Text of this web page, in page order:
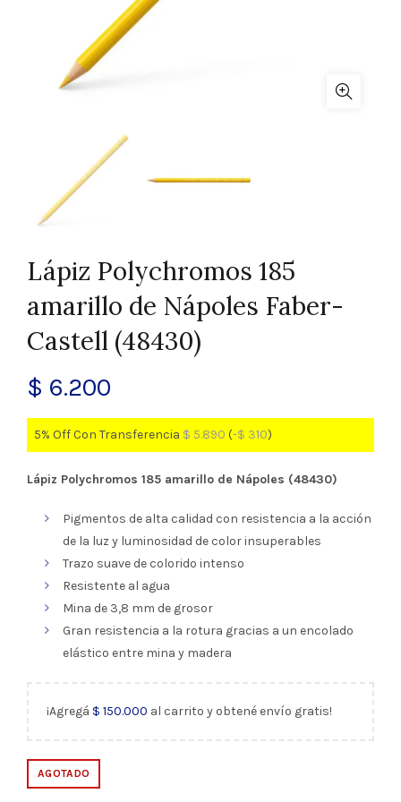
Lápiz Polychromos 185
amarillo de Nápoles Faber-
Castell (48430)
$ 6.200
5% Off Con Transferencia $ 5.890 (-$ 310)
Lápiz Polychromos 185 amarillo de Nápoles (48430)
Pigmentos de alta calidad con resistencia a la acción
de la luz y luminosidad de color insuperables
Trazo suave de colorido intenso
Resistente al agua
Mina de 3,8 mm de grosor
Gran resistencia a la rotura gracias a un encolado
elástico entre mina y madera
¡Agregá $ 150.000 al carrito y obtené envío gratis!
AGOTADO